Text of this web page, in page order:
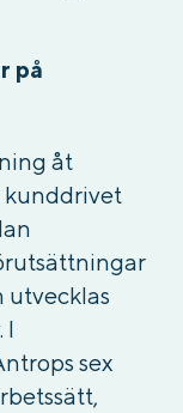
på
åt
kunddrivet
utvecklas
I
sex